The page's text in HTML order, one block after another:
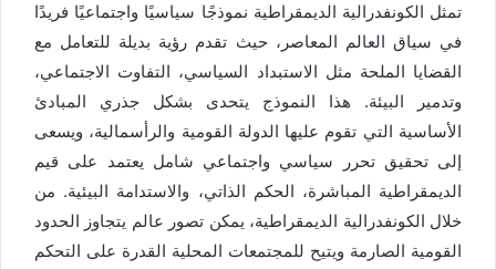
تمثل الكونفدرالية الديمقراطية نموذجًا سياسيًا واجتماعيًا فريدًا
في سياق العالم المعاصر، حيث تقدم رؤية بديلة للتعامل مع
القضايا الملحة مثل الاستبداد السياسي، التفاوت الاجتماعي،
وتدمير البيئة. هذا النموذج يتحدى بشكل جذري المبادئ
الأساسية التي تقوم عليها الدولة القومية والرأسمالية، ويسعى
إلى تحقيق تحرر سياسي واجتماعي شامل يعتمد على قيم
الديمقراطية المباشرة، الحكم الذاتي، والاستدامة البيئية. من
خلال الكونفدرالية الديمقراطية، يمكن تصور عالم يتجاوز الحدود
القومية الصارمة ويتيح للمجتمعات المحلية القدرة على التحكم